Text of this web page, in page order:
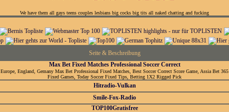
We have them all gays teens couples lesbians big cocks big tits all naked chatting and fucking
Seite & Beschreibung
Max Bet Fixed Matches Professional Soccer Correct
Europe, England, Gemany Max Bet Professional Fixed Matches, Best Soccer Correct Score Game, Assia Bet 365
Fixed Games, Today Soccer Fixed Tips, Betting 1X2 Rigged Pick
Hitradio-Vulkan
Smile-Fox-Radio
TOP100Gratisfree